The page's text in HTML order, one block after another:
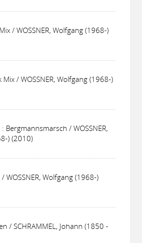
/ WOSSNER, Wolfgang (1968-)
Mix / WOSSNER, Wolfgang (1968-)
Bergmannsmarsch / WOSSNER,
) (2010)
WOSSNER, Wolfgang (1968-)
/ SCHRAMMEL, Johann (1850 -